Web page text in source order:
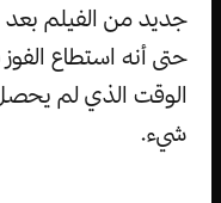
جديد من الفيلم بعد
حتى أنه استطاع
شيء.